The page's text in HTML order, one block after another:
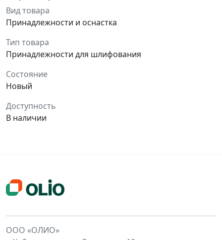
Вид товара
Принадлежности и оснастка
Тип товара
Принадлежности для шлифования
Состояние
Новый
Доступность
В наличии
ООО «ОЛИО»